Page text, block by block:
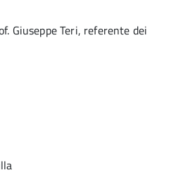
Giuseppe Teri, referente dei